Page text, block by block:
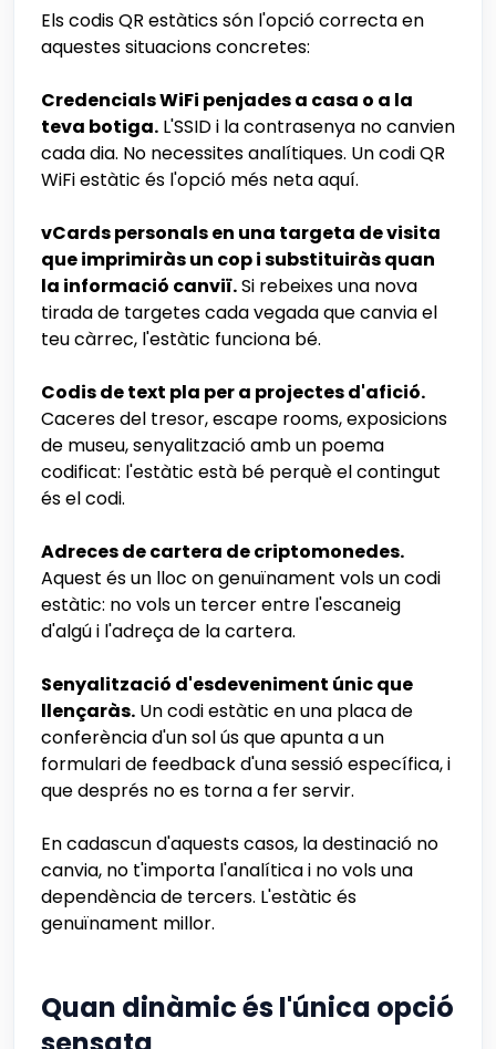
Els codis QR estàtics són l'opció correcta en
aquestes situacions concretes:
Credencials WiFi penjades a casa o a la
teva botiga. L'SSID i la contrasenya no canvien
cada dia. No necessites analítiques. Un codi QR
WiFi estàtic és l'opció més neta aquí.
vCards personals en una targeta de visita
que imprimiràs un cop i substituiràs quan
la informació canviï.Si rebeixes una nova
tirada de targetes cada vegada que canvia el
teu càrrec, l'estàtic funciona bé.
Codis de text pla per a projectes d'afició.
Caceres del tresor, escape rooms, exposicions
de museu, senyalització amb un poema
codificat: l'estàtic està bé perquè el contingut
és el codi.
Adreces de cartera de criptomonedes.
Aquest és un lloc on genuïnament vols un codi
estàtic: no vols un tercer entre l'escaneig
d'algú i l'adreça de la cartera.
Senyalització d'esdeveniment únic que
llençaràs. Un codi estàtic en una placa de
conferència d'un sol ús que apunta a un
formulari de feedback d'una sessió específica, i
que després no es torna a fer servir.
En cadascun d'aquests casos, la destinació no
canvia, no t'importa l'analítica i no vols una
dependència de tercers. L'estàtic és
genuïnament millor.
Quan dinàmic és l'única opció